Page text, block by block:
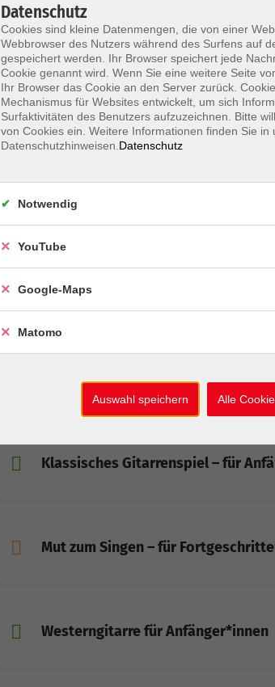
Schreib Dich glücklich in den
Mut zum Singen – Grund- und
Liedbegleitung Gitarre– für
PRINT IT! – Deine Ideen in Druck
Mut zum Singen – Grund- und
Klassisches Gitarrenspiel – für
Mut zum Singen – für
Westerngitarre für Anfänger*innen
Datenschutz
Cookies sind kleine Datenmengen, die von einer
Webbrowser des Nutzers während des Surfens auf
gespeichert werden. Ihr Browser speichert jede
Cookie genannt wird. Wenn Sie eine weitere Seite
Ihr Browser das Cookie an den Server zurück.
Mechanismus für Websites entwickelt, um sich
Surfaktivitäten des Benutzers aufzuzeichnen. Bitte
von Cookies ein. Weitere Informationen finden Sie in
Datenschutzhinweisen. Datenschutz
Notwendig
YouTube
Google-Maps
Matomo
Auswahl speichern Alle